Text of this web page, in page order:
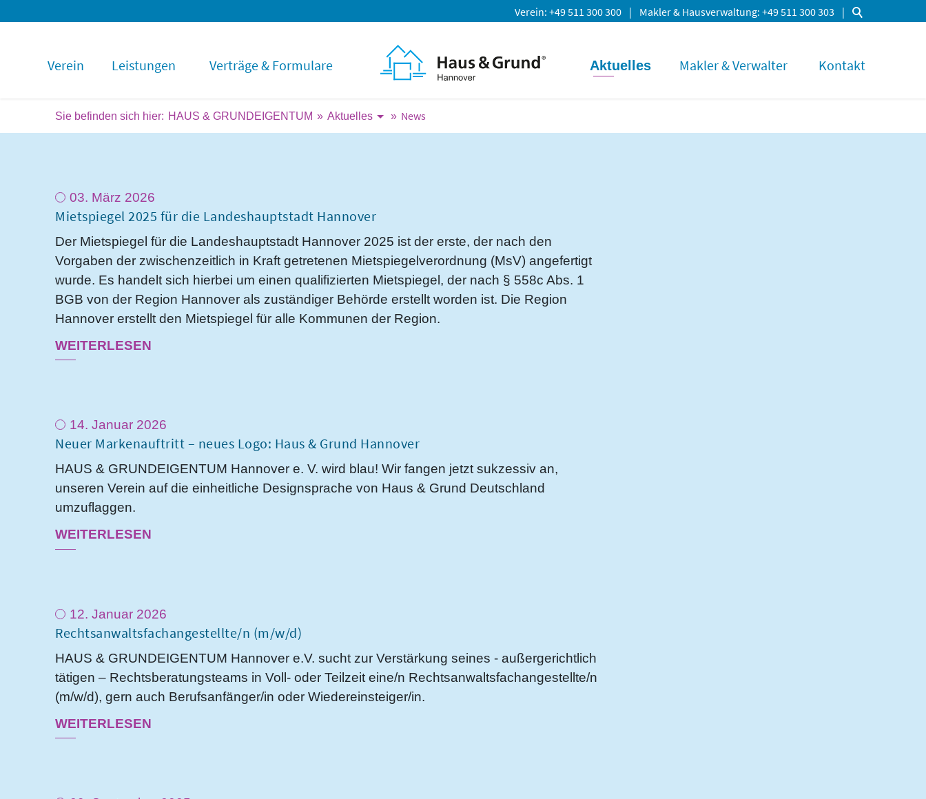
Verein +49 511 300 300 Makler & Hausverwaltung +49 511 300 303
Verein Leistungen Verträge & Formulare Aktuelles Makler & Verwalter Kontakt
HAUS & GRUNDEIGENTUM Aktuelles News
03. März 2026
Mietspiegel 2025 für die Landeshauptstadt Hannover
Der Mietspiegel für die Landeshauptstadt Hannover 2025 ist der erste, der nach den
Vorgaben der zwischenzeitlich in Kraft getretenen Mietspiegelverordnung (MsV) angefertigt
wurde. Es handelt sich hierbei um einen qualifizierten Mietspiegel, der nach § 558c Abs. 1
BGB von der Region Hannover als zuständiger Behörde erstellt worden ist. Die Region
Hannover erstellt den Mietspiegel für alle Kommunen der Region.
WEITERLESEN
14. Januar 2026
Neuer Markenauftritt – neues Logo: Haus & Grund Hannover
HAUS & GRUNDEIGENTUM Hannover e. V. wird blau! Wir fangen jetzt sukzessiv an,
unseren Verein auf die einheitliche Designsprache von Haus & Grund Deutschland
umzuflaggen.
WEITERLESEN
12. Januar 2026
Rechtsanwaltsfachangestellte/n (m/w/d)
HAUS & GRUNDEIGENTUM Hannover e.V. sucht zur Verstärkung seines - außergerichtlich
tätigen – Rechtsberatungsteams in Voll- oder Teilzeit eine/n Rechtsanwaltsfachangestellte/n
(m/w/d), gern auch Berufsanfänger/in oder Wiedereinsteiger/in.
WEITERLESEN